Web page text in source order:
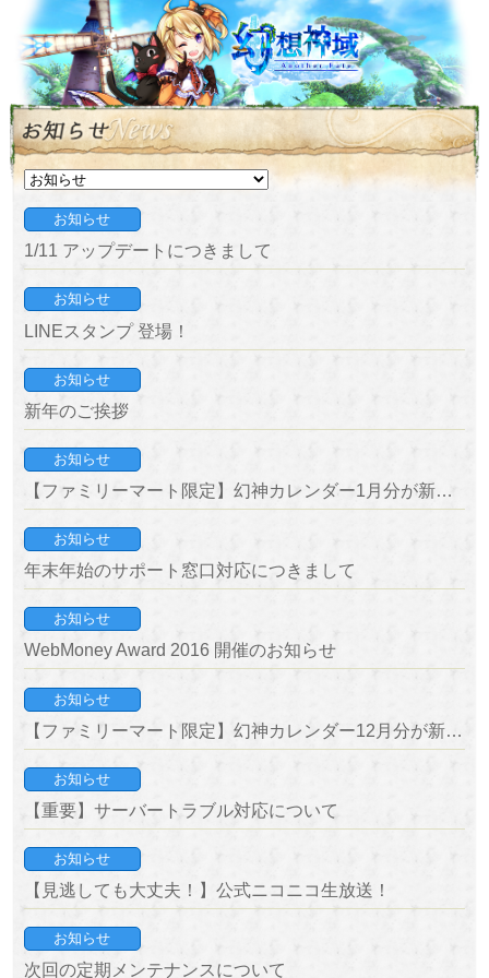
お知らせ
1/11 アップデートにつきまして
お知らせ
LINEスタンプ 登場！
お知らせ
新年のご挨拶
お知らせ
【ファミリーマート限定】幻神カレンダー1月分が新登場！
お知らせ
年末年始のサポート窓口対応につきまして
お知らせ
WebMoney Award 2016 開催のお知らせ
お知らせ
【ファミリーマート限定】幻神カレンダー12月分が新登場！
お知らせ
【重要】サーバートラブル対応について
お知らせ
【見逃しても大丈夫！】公式ニコニコ生放送！
お知らせ
次回の定期メンテナンスについて